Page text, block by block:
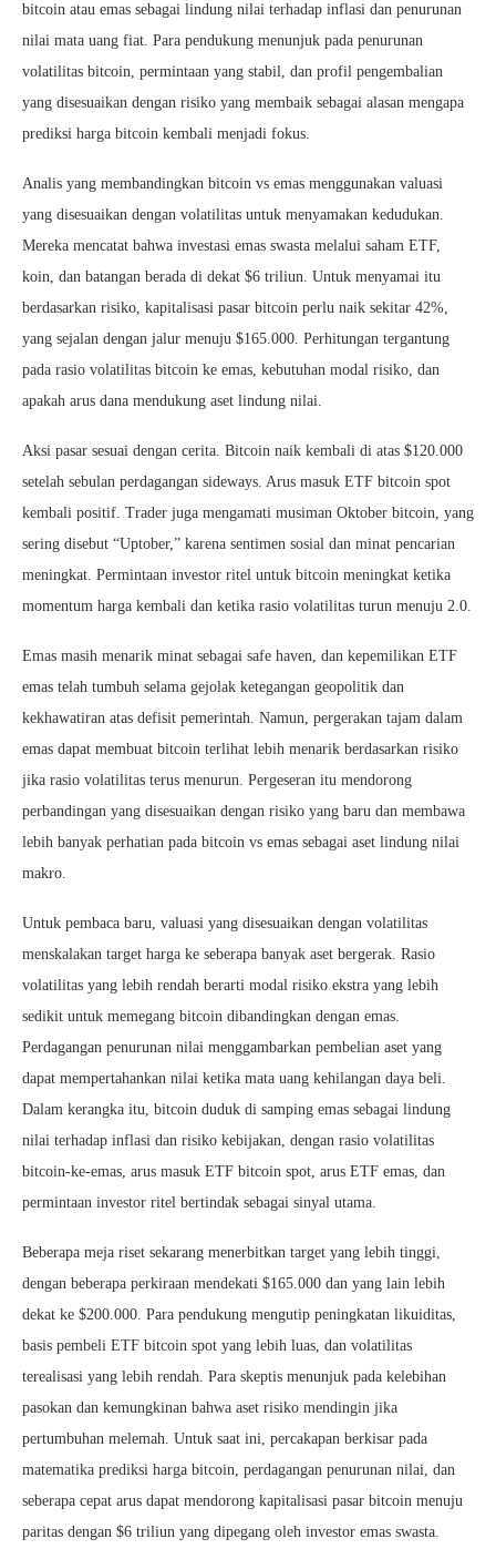
bitcoin atau emas sebagai lindung nilai terhadap inflasi dan penurunan
nilai mata uang fiat. Para pendukung menunjuk pada penurunan
volatilitas bitcoin, permintaan yang stabil, dan profil pengembalian
yang disesuaikan dengan risiko yang membaik sebagai alasan mengapa
prediksi harga bitcoin kembali menjadi fokus.
Analis yang membandingkan bitcoin vs emas menggunakan valuasi
yang disesuaikan dengan volatilitas untuk menyamakan kedudukan.
Mereka mencatat bahwa investasi emas swasta melalui saham ETF,
koin, dan batangan berada di dekat $6 triliun. Untuk menyamai itu
berdasarkan risiko, kapitalisasi pasar bitcoin perlu naik sekitar 42%,
yang sejalan dengan jalur menuju $165.000. Perhitungan tergantung
pada rasio volatilitas bitcoin ke emas, kebutuhan modal risiko, dan
apakah arus dana mendukung aset lindung nilai.
Aksi pasar sesuai dengan cerita. Bitcoin naik kembali di atas $120.000
setelah sebulan perdagangan sideways. Arus masuk ETF bitcoin spot
kembali positif. Trader juga mengamati musiman Oktober bitcoin, yang
sering disebut “Uptober,” karena sentimen sosial dan minat pencarian
meningkat. Permintaan investor ritel untuk bitcoin meningkat ketika
momentum harga kembali dan ketika rasio volatilitas turun menuju 2.0.
Emas masih menarik minat sebagai safe haven, dan kepemilikan ETF
emas telah tumbuh selama gejolak ketegangan geopolitik dan
kekhawatiran atas defisit pemerintah. Namun, pergerakan tajam dalam
emas dapat membuat bitcoin terlihat lebih menarik berdasarkan risiko
jika rasio volatilitas terus menurun. Pergeseran itu mendorong
perbandingan yang disesuaikan dengan risiko yang baru dan membawa
lebih banyak perhatian pada bitcoin vs emas sebagai aset lindung nilai
makro.
Untuk pembaca baru, valuasi yang disesuaikan dengan volatilitas
menskalakan target harga ke seberapa banyak aset bergerak. Rasio
volatilitas yang lebih rendah berarti modal risiko ekstra yang lebih
sedikit untuk memegang bitcoin dibandingkan dengan emas.
Perdagangan penurunan nilai menggambarkan pembelian aset yang
dapat mempertahankan nilai ketika mata uang kehilangan daya beli.
Dalam kerangka itu, bitcoin duduk di samping emas sebagai lindung
nilai terhadap inflasi dan risiko kebijakan, dengan rasio volatilitas
bitcoin-ke-emas, arus masuk ETF bitcoin spot, arus ETF emas, dan
permintaan investor ritel bertindak sebagai sinyal utama.
Beberapa meja riset sekarang menerbitkan target yang lebih tinggi,
dengan beberapa perkiraan mendekati $165.000 dan yang lain lebih
dekat ke $200.000. Para pendukung mengutip peningkatan likuiditas,
basis pembeli ETF bitcoin spot yang lebih luas, dan volatilitas
terealisasi yang lebih rendah. Para skeptis menunjuk pada kelebihan
pasokan dan kemungkinan bahwa aset risiko mendingin jika
pertumbuhan melemah. Untuk saat ini, percakapan berkisar pada
matematika prediksi harga bitcoin, perdagangan penurunan nilai, dan
seberapa cepat arus dapat mendorong kapitalisasi pasar bitcoin menuju
paritas dengan $6 triliun yang dipegang oleh investor emas swasta.